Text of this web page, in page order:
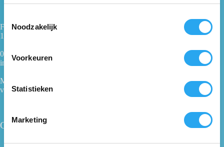
s
t
m
n
Noodzakelijk
Voorkeuren
Statistieken
Marketing
Fabrieksweg 1
1271 AK Huizen
035 - 62 28 500
info@100procentwillem.nl
Maandag t/m vrijdag
van 08:00 tot 16:00 uur
Ons bedrijf